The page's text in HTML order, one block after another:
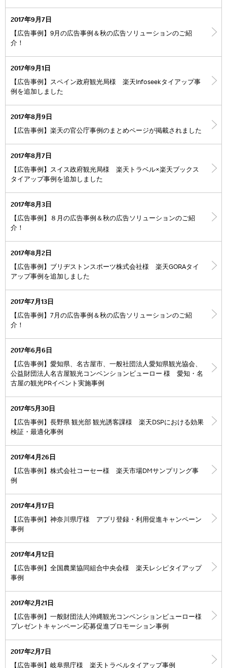
2017年9月7日
【広告事例】9月の広告事例＆秋の広告ソリューションのご紹
介！
2017年9月1日
【広告事例】スペイン政府観光局様 楽天Infoseekタイアップ事
例を追加しました
2017年8月9日
【広告事例】楽天の官公庁事例のまとめページが掲載されました
2017年8月7日
【広告事例】スイス政府観光局様 楽天トラベル×楽天ブックス
タイアップ事例を追加しました
2017年8月3日
【広告事例】８月の広告事例＆秋の広告ソリューションのご紹
介！
2017年8月2日
【広告事例】ブリヂストンスポーツ株式会社様 楽天GORAタイ
アップ事例を追加しました
2017年7月13日
【広告事例】7月の広告事例＆秋の広告ソリューションのご紹
介！
2017年6月6日
【広告事例】愛知県、名古屋市、一般社団法人愛知県観光協会、
公益財団法人名古屋観光コンベンションビューロー 様 愛知・名
古屋の観光PRイベント実施事例
2017年5月30日
【広告事例】長野県 観光部 観光誘客課様 楽天DSPにおける効果
検証・最適化事例
2017年4月26日
【広告事例】株式会社コーセー様 楽天市場DMサンプリング事
例
2017年4月17日
【広告事例】神奈川県庁様 アプリ登録・利用促進キャンペーン
事例
2017年4月12日
【広告事例】全国農業協同組合中央会様 楽天レシピタイアップ
事例
2017年2月21日
【広告事例】一般財団法人沖縄観光コンベンションビューロー様
プレゼントキャンペーン応募促進プロモーション事例
2017年2月7日
【広告事例】岐阜県庁様 楽天トラベルタイアップ事例